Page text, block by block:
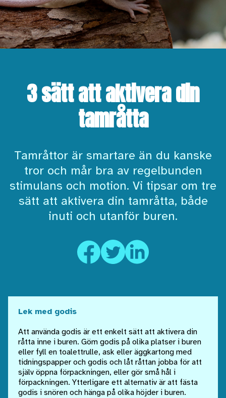
3 sätt att aktivera din
tamråtta
Tamråttor är smartare än du kanske
tror och mår bra av regelbunden
stimulans och motion. Vi tipsar om tre
sätt att aktivera din tamråtta, både
inuti och utanför buren.
Lek med godis
Att använda godis är ett enkelt sätt att aktivera din
råtta inne i buren. Göm godis på olika platser i buren
eller fyll en toalettrulle, ask eller äggkartong med
tidningspapper och godis och låt råttan jobba för att
själv öppna förpackningen, eller gör små hål i
förpackningen. Ytterligare ett alternativ är att fästa
godis i snören och hänga på olika höjder i buren.